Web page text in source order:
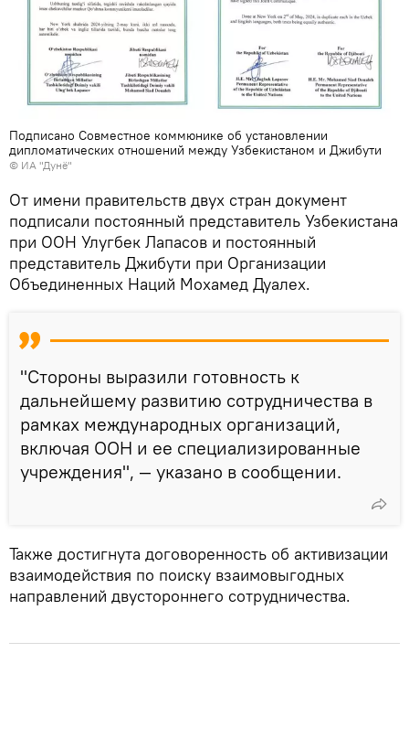
Подписано Совместное коммюнике об установлении
дипломатических отношений между Узбекистаном и Джибути
© ИА "Дунё"
От имени правительств двух стран документ
подписали постоянный представитель Узбекистана
при ООН Улугбек Лапасов и постоянный
представитель Джибути при Организации
Объединенных Наций Мохамед Дуалех.
"Стороны выразили готовность к
дальнейшему развитию сотрудничества в
рамках международных организаций,
включая ООН и ее специализированные
учреждения", — указано в сообщении.
Также достигнута договоренность об активизации
взаимодействия по поиску взаимовыгодных
направлений двустороннего сотрудничества.